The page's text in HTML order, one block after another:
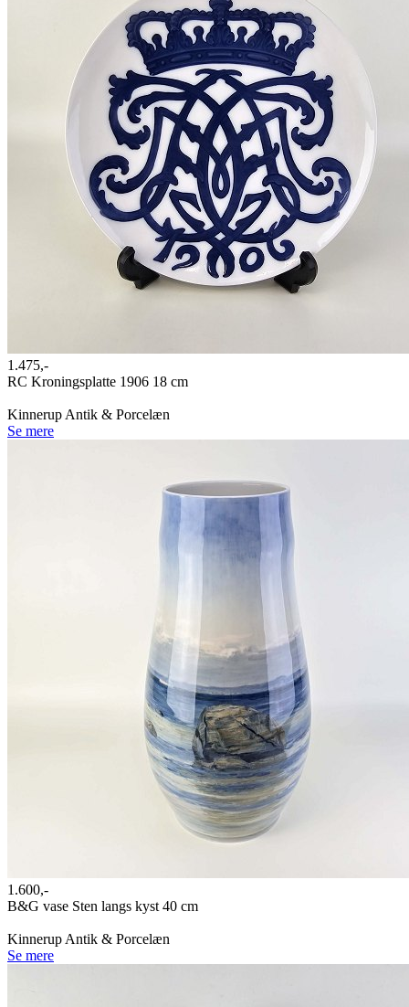
1.475,-
RC Kroningsplatte 1906 18 cm
Kinnerup Antik & Porcelæn
Se mere
1.600,-
B&G vase Sten langs kyst 40 cm
Kinnerup Antik & Porcelæn
Se mere